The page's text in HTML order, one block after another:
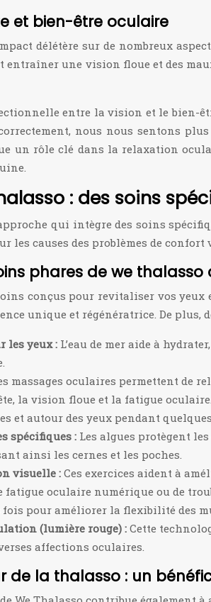
et bien-être oculaire
délétère sur de nombreux
entraîner une vision floue et des
entre la vision et le bien-
nous nous sentons
un rôle clé dans la relaxation
: des soins
qui intègre des soins
les causes des problèmes de
phares de we thalasso
conçus pour revitaliser vos
unique et régénératrice. De plus,
les yeux : L’eau de mer aide à
massages oculaires permettent de
la vision floue et la fatigue
et autour des yeux pendant
spécifiques : Les algues protègent
ainsi les cernes et les poches.
visuelle : Ces exercices aident à
oculaire numérique ou de
pour améliorer la flexibilité des
(lumière rouge) : Cette
affections oculaires.
la thalasso : un